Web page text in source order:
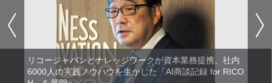
リコージャパンとナレッジワークが資本業務提携、社内
6000人の実践ノウハウを生かした「AI商談記録 for RICO